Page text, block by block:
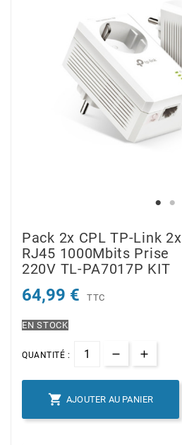
Pack 2x CPL TP-Link 2x
RJ45 1000Mbits Prise
220V TL-PA7017P KIT
64,99 € TTC
EN STOCK
QUANTITÉ :
 AJOUTER AU PANIER